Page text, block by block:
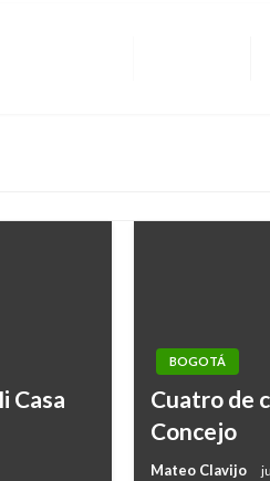
Casa
BOGOTÁ
Cuatro de
Concejo
Mateo Clavijo